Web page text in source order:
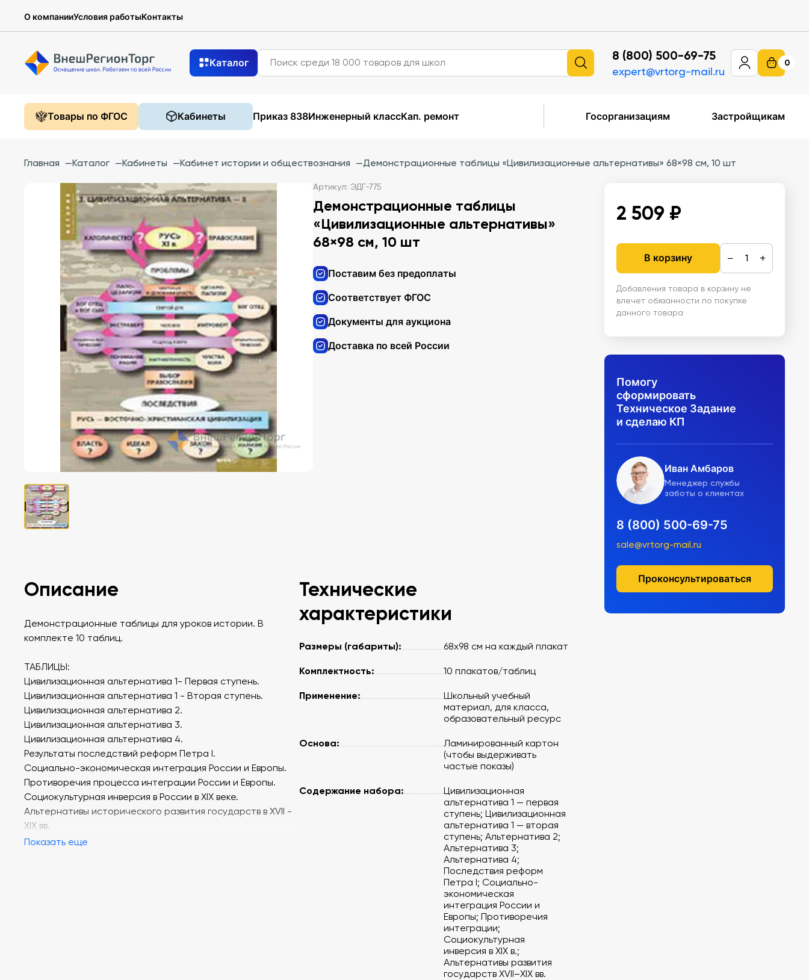
О компанииУсловия работыКонтакты
Каталог 8 (800) 500-69-75
expert@vrtorg-mail.ru
0
Товары по ФГОС Кабинеты Приказ 838Инженерный классКап. ремонт Госорганизациям Застройщикам
Главная —Каталог —Кабинеты —Кабинет истории и обществознания —Демонстрационные таблицы «Цивилизационные альтернативы» 68×98 см, 10 шт
Артикул: ЭДГ-775
Демонстрационные таблицы
«Цивилизационные альтернативы»
68×98 см, 10 шт
Поставим без предоплаты
Соответствует ФГОС
Документы для аукциона
Доставка по всей России
2 509 ₽
В корзину − +
Добавления товара в корзину не
влечет обязанности по покупке
данного товара
Помогу
сформировать
Техническое Задание
и сделаю КП
Иван Амбаров
Менеджер службы
заботы о клиентах
8 (800) 500-69-75
sale@vrtorg-mail.ru
Проконсультироваться
Описание
Демонстрационные таблицы для уроков истории. В
комплекте 10 таблиц.
ТАБЛИЦЫ:
Цивилизационная альтернатива 1- Первая ступень.
Цивилизационная альтернатива 1 - Вторая ступень.
Цивилизационная альтернатива 2.
Цивилизационная альтернатива 3.
Цивилизационная альтернатива 4.
Результаты последствий реформ Петра I.
Социально-экономическая интеграция России и Европы.
Противоречия процесса интеграции России и Европы.
Социокультурная инверсия в России в XIX веке.
Альтернативы исторического развития государств в XVII -
XIX вв.
Показать еще
Технические
характеристики
Размеры (габариты): 68х98 см на каждый плакат
Комплектность: 10 плакатов/таблиц
Применение:
Школьный учебный
материал, для класса,
образовательный ресурс
Основа:
Ламинированный картон
(чтобы выдерживать
частые показы)
Содержание набора:
Цивилизационная
альтернатива 1 — первая
ступень; Цивилизационная
альтернатива 1 — вторая
ступень; Альтернатива 2;
Альтернатива 3;
Альтернатива 4;
Последствия реформ
Петра I; Социально-
экономическая
интеграция России и
Европы; Противоречия
интеграции;
Социокультурная
инверсия в XIX в.;
Альтернативы развития
государств XVII–XIX вв.